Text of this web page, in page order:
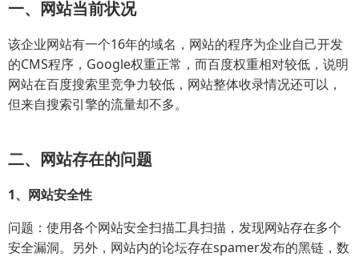
一、网站当前状况
该企业网站有一个16年的域名，网站的程序为企业自己开发
的CMS程序，Google权重正常，而百度权重相对较低，说明
网站在百度搜索里竞争力较低，网站整体收录情况还可以，
但来自搜索引擎的流量却不多。
二、网站存在的问题
1、网站安全性
问题：使用各个网站安全扫描工具扫描，发现网站存在多个
安全漏洞。另外，网站内的论坛存在spamer发布的黑链，数